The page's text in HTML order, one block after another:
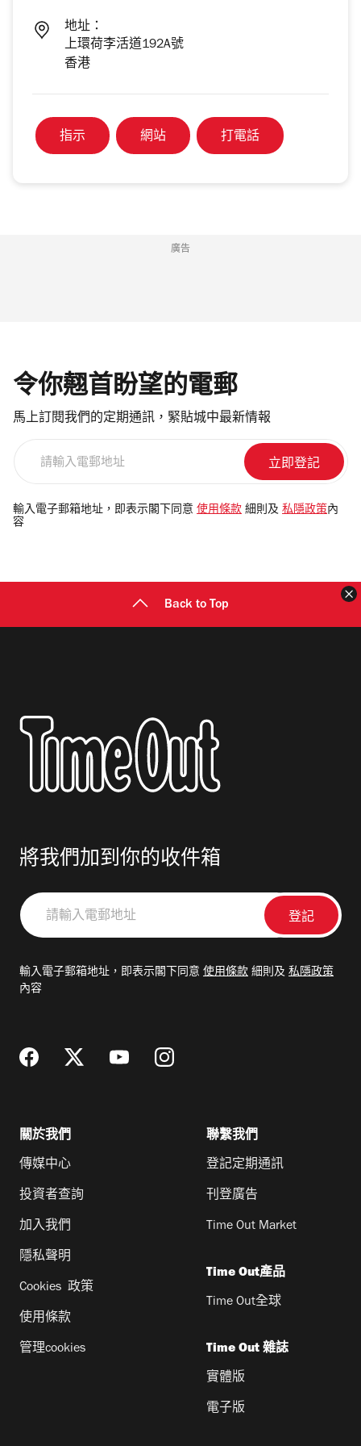
地址：
上環荷李活道192A號
香港
指示 網站 打電話
廣告
令你翹首盼望的電郵
馬上訂閱我們的定期通訊，緊貼城中最新情報
電
郵
輸入電子郵箱地址，即表示閣下同意 使用條款 細則及 私隱政策 內
容
Back to Top
將我們加到你的收件箱
請
輸
郵
輸入電子郵箱地址，即表示閣下同意 使用條款 細則及 私隱政策
內容
關於我們
傳媒中心
投資者查詢
加入我們
隱私聲明
Cookies 政策
使用條款
管理cookies
聯繫我們
登記定期通訊
刊登廣告
Time Out Market
Time Out產品
Time Out全球
Time Out 雜誌
實體版
電子版